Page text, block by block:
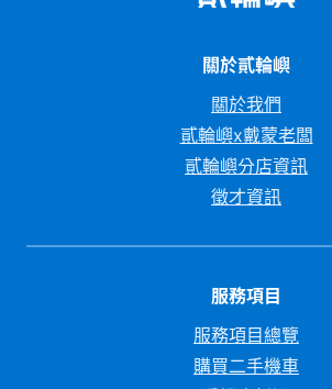
關於貳輪嶼
關於我們
貳輪嶼x戴蒙老闆
貳輪嶼分店資訊
徵才資訊
服務項目
服務項目總覽
購買二手機車